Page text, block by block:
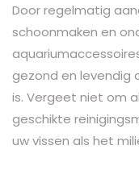
Door regelmatig
schoonmaken en
gezond en levendig
is. Vergeet niet om
geschikte
uw vissen als het